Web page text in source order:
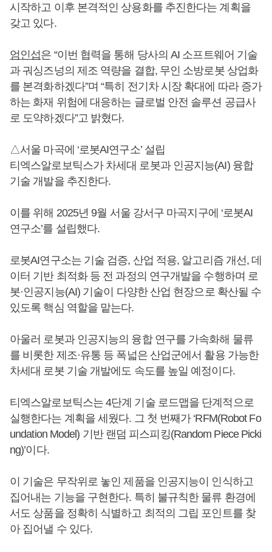
시작하고 이후 본격적인 상용화를 추진한다는 계획을
갖고 있다.
엄인섭은 “이번 협력을 통해 당사의 AI 소프트웨어 기술
과 궈싱즈넝의 제조 역량을 결합, 무인 소방로봇 상업화
를 본격화하겠다”며 “특히 전기차 시장 확대에 따라 증가
하는 화재 위험에 대응하는 글로벌 안전 솔루션 공급사
로 도약하겠다”고 밝혔다.
△서울 마곡에 ‘로봇AI연구소’ 설립
티엑스알로보틱스가 차세대 로봇과 인공지능(AI) 융합
기술 개발을 추진한다.
이를 위해 2025년 9월 서울 강서구 마곡지구에 ‘로봇AI
연구소’를 설립했다.
로봇AI연구소는 기술 검증, 산업 적용, 알고리즘 개선, 데
이터 기반 최적화 등 전 과정의 연구개발을 수행하며 로
봇·인공지능(AI) 기술이 다양한 산업 현장으로 확산될 수
있도록 핵심 역할을 맡는다.
아울러 로봇과 인공지능의 융합 연구를 가속화해 물류
를 비롯한 제조·유통 등 폭넓은 산업군에서 활용 가능한
차세대 로봇 기술 개발에도 속도를 높일 예정이다.
티엑스알로보틱스는 4단계 기술 로드맵을 단계적으로
실행한다는 계획을 세웠다. 그 첫 번째가 ‘RFM(Robot Fo
undation Model) 기반 랜덤 피스피킹(Random Piece Picki
ng)’이다.
이 기술은 무작위로 놓인 제품을 인공지능이 인식하고
집어내는 기능을 구현한다. 특히 불규칙한 물류 환경에
서도 상품을 정확히 식별하고 최적의 그립 포인트를 찾
아 집어낼 수 있다.